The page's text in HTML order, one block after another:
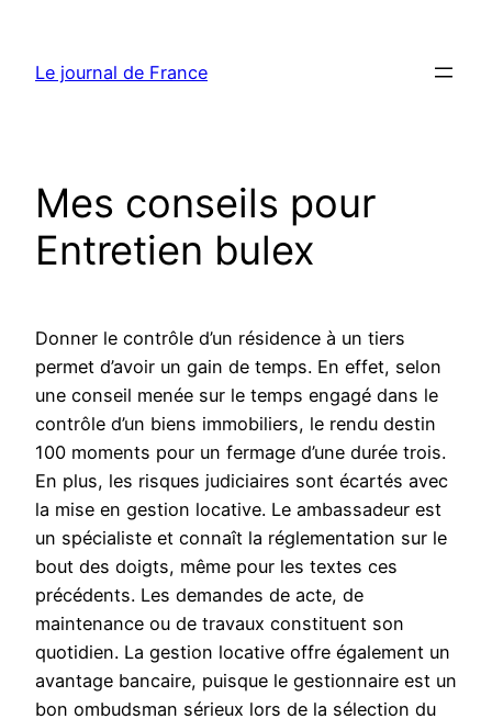
contenu
Le journal de France
Mes conseils pour
Entretien bulex
Donner le contrôle d’un résidence à un tiers
permet d’avoir un gain de temps. En effet, selon
une conseil menée sur le temps engagé dans le
contrôle d’un biens immobiliers, le rendu destin
100 moments pour un fermage d’une durée trois.
En plus, les risques judiciaires sont écartés avec
la mise en gestion locative. Le ambassadeur est
un spécialiste et connaît la réglementation sur le
bout des doigts, même pour les textes ces
précédents. Les demandes de acte, de
maintenance ou de travaux constituent son
quotidien. La gestion locative offre également un
avantage bancaire, puisque le gestionnaire est un
bon ombudsman sérieux lors de la sélection du